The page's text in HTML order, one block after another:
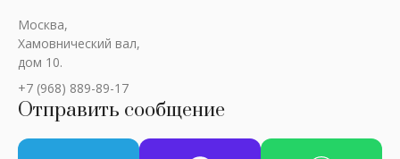
Москва,
Хамовнический вал,
дом 10.
+7 (968) 889-89-17
Отправить сообщение